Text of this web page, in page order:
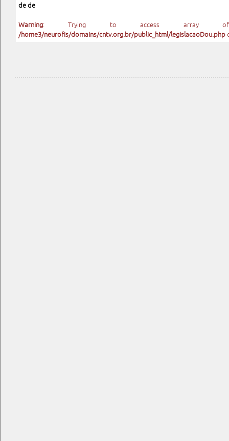
de de
Warning: Trying to access array
/home3/neurofis/domains/cntv.org.br/public_html/legislacaoDou.php